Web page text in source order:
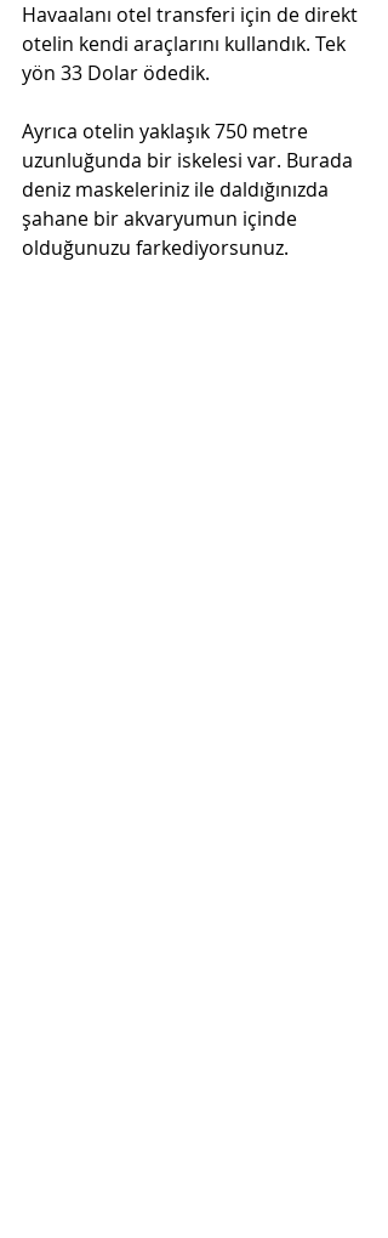
Havaalanı otel transferi için de direkt
otelin kendi araçlarını kullandık. Tek
yön 33 Dolar ödedik.
Ayrıca otelin yaklaşık 750 metre
uzunluğunda bir iskelesi var. Burada
deniz maskeleriniz ile daldığınızda
şahane bir akvaryumun içinde
olduğunuzu farkediyorsunuz.